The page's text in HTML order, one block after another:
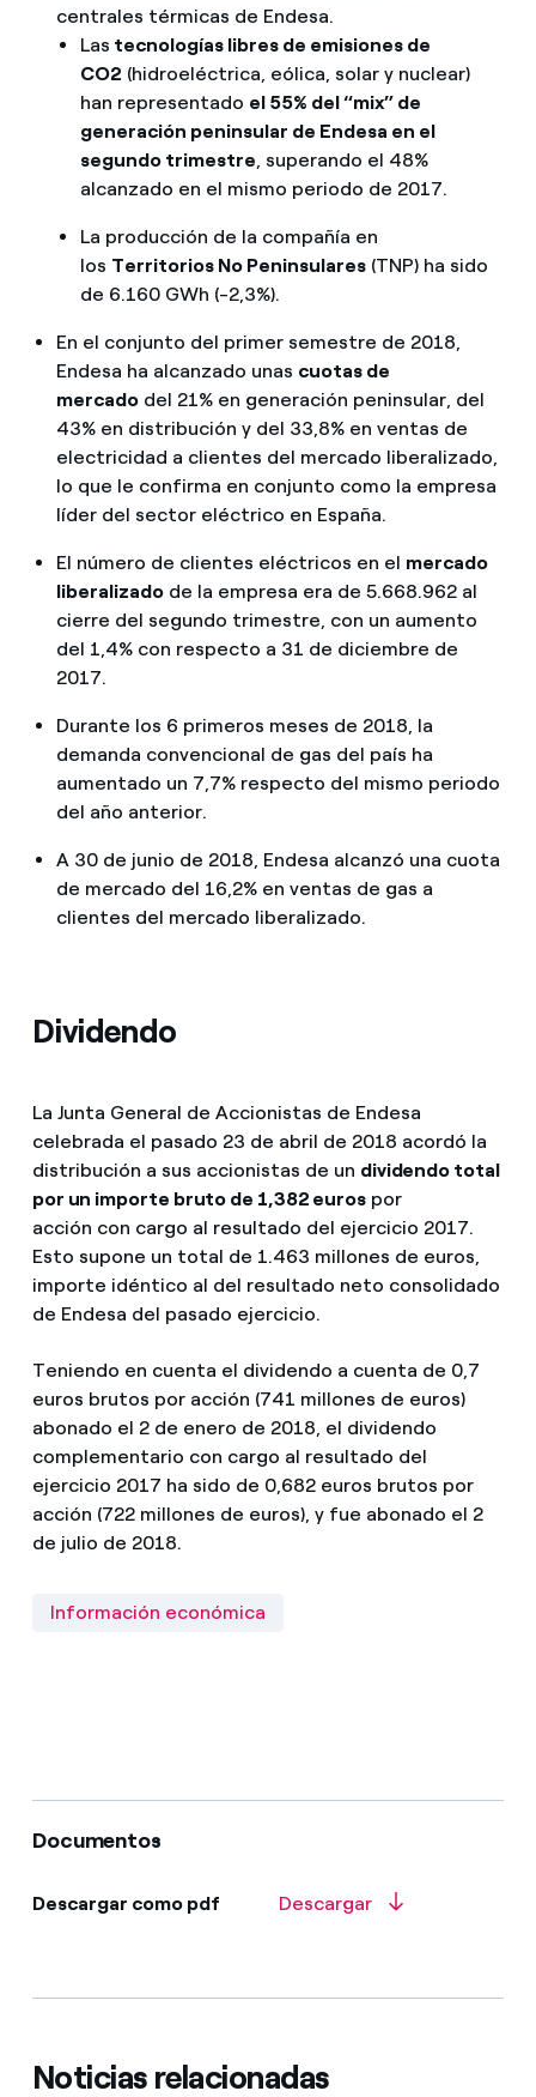
centrales térmicas de Endesa.
Las tecnologías libres de emisiones de
CO2 (hidroeléctrica, eólica, solar y nuclear)
han representado el 55% del “mix” de
generación peninsular de Endesa en el
segundo trimestre , superando el 48%
alcanzado en el mismo periodo de 2017.
La producción de la compañía en
los Territorios No Peninsulares(TNP) ha sido
de 6.160 GWh (-2,3%).
En el conjunto del primer semestre de 2018,
Endesa ha alcanzado unas cuotas de
mercadodel 21% en generación peninsular, del
43% en distribución y del 33,8% en ventas de
electricidad a clientes del mercado liberalizado,
lo que le confirma en conjunto como la empresa
líder del sector eléctrico en España.
El número de clientes eléctricos en el mercado
liberalizadode la empresa era de 5.668.962 al
cierre del segundo trimestre, con un aumento
del 1,4% con respecto a 31 de diciembre de
2017.
Durante los 6 primeros meses de 2018, la
demanda convencional de gas del país ha
aumentado un 7,7% respecto del mismo periodo
del año anterior.
A 30 de junio de 2018, Endesa alcanzó una cuota
de mercado del 16,2% en ventas de gas a
clientes del mercado liberalizado.
Dividendo
La Junta General de Accionistas de Endesa
celebrada el pasado 23 de abril de 2018 acordó la
distribución a sus accionistas de un dividendo total
por un importe bruto de 1,382 euros por
acción con cargo al resultado del ejercicio 2017.
Esto supone un total de 1.463 millones de euros,
importe idéntico al del resultado neto consolidado
de Endesa del pasado ejercicio.
Teniendo en cuenta el dividendo a cuenta de 0,7
euros brutos por acción (741 millones de euros)
abonado el 2 de enero de 2018, el dividendo
complementario con cargo al resultado del
ejercicio 2017 ha sido de 0,682 euros brutos por
acción (722 millones de euros), y fue abonado el 2
de julio de 2018.
Información económica
Documentos
Descargar como pdf Descargar
Noticias relacionadas